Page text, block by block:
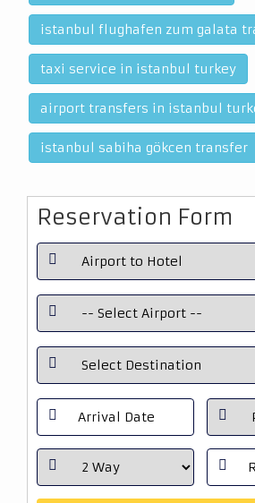
istanbul flughafen zum galata
taxi service in istanbul turkey
airport transfers in istanbul
istanbul sabiha gökcen transfer
Reservation Form